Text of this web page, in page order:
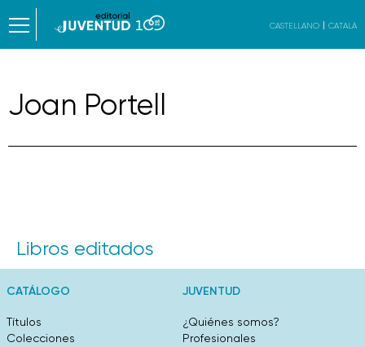
CASTELLANO CATALÀ
Joan Portell
Libros editados
CATÁLOGO
Títulos
Colecciones
JUVENTUD
¿Quiénes somos?
Profesionales